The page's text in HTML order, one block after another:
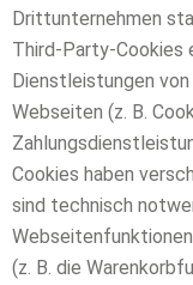
Drittunternehmen
Third-Party-Cookies
Dienstleistungen
Webseiten (z. B.
Cookies haben
sind technisch
(z. B. die